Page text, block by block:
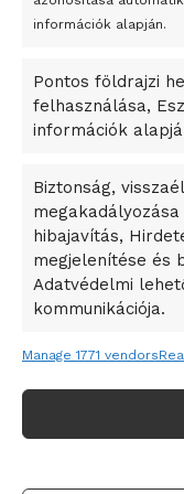
információk alapján.
Pontos földrajzi
felhasználása,
információk
Biztonság,
hibajavítás,
megjelenítése és
Adatvédelmi
kommunikációja.
Manage 1771 vendors
A Startup Campus
A Ringo Starr új
A Vajdasági Magyar
Dzsingisz kán hódító
Kuramagomedov
világkupa